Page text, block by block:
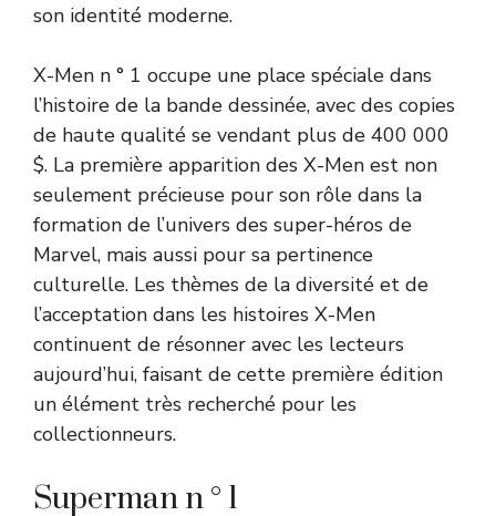
son identité moderne.
X-Men n ° 1 occupe une place spéciale dans
l’histoire de la bande dessinée, avec des copies
de haute qualité se vendant plus de 400 000
$. La première apparition des X-Men est non
seulement précieuse pour son rôle dans la
formation de l’univers des super-héros de
Marvel, mais aussi pour sa pertinence
culturelle. Les thèmes de la diversité et de
l’acceptation dans les histoires X-Men
continuent de résonner avec les lecteurs
aujourd’hui, faisant de cette première édition
un élément très recherché pour les
collectionneurs.
Superman n ° 1